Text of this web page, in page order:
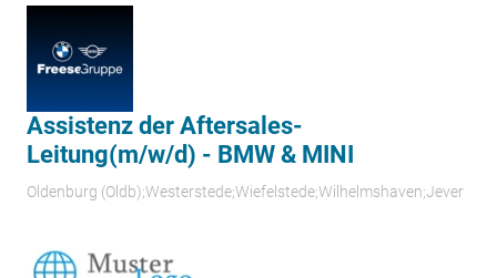
Assistenz der Aftersales-
Leitung(m/w/d) - BMW & MINI
Oldenburg (Oldb);Westerstede;Wiefelstede;Wilhelmshaven;Jever